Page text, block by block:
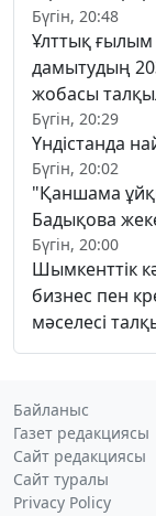
Бүгін, 20:48
Ұлттық
дамытудың
жобасы
Бүгін, 20:29
Үндістанда
Бүгін, 20:02
"Қаншама
Бадықова
Бүгін, 20:00
Шымкенттік
бизнес пен
мәселесі
Байланыс
Газет редакциясы
Сайт редакциясы
Сайт туралы
Privacy Policy